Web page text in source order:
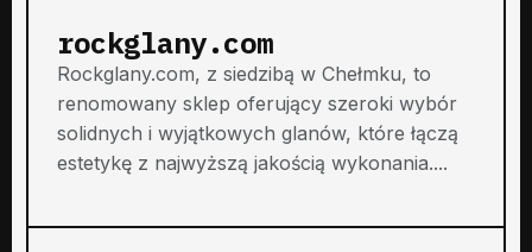
rockglany.com
Rockglany.com, z siedzibą w Chełmku, to
renomowany sklep oferujący szeroki wybór
solidnych i wyjątkowych glanów, które łączą
estetykę z najwyższą jakością wykonania....